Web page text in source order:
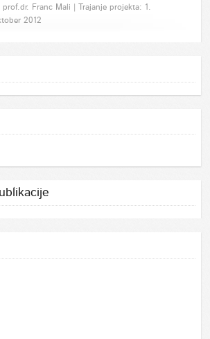
Franc Mali | Trajanje projekta: 1.
2012